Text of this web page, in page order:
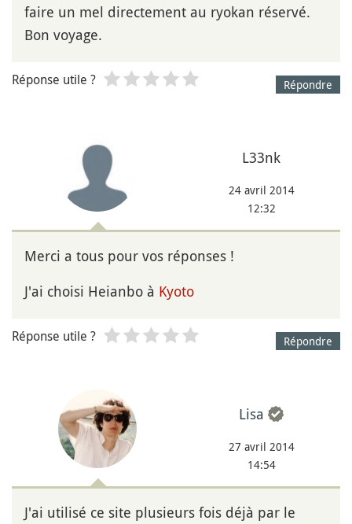
faire un mel directement au ryokan réservé.
Bon voyage.
Répondre
Réponse utile ?
L33nk
24 avril 2014
12:32
Merci a tous pour vos réponses !
J'ai choisi Heianbo à Kyoto
Répondre
Réponse utile ?
Lisa
27 avril 2014
14:54
J'ai utilisé ce site plusieurs fois déjà par le